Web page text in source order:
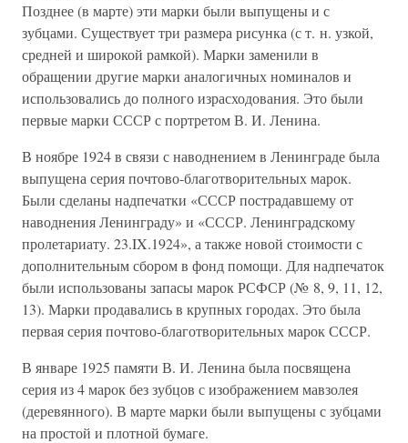
Позднее (в марте) эти марки были выпущены и с
зубцами. Существует три размера рисунка (с т. н. узкой,
средней и широкой рамкой). Марки заменили в
обращении другие марки аналогичных номиналов и
использовались до полного израсходования. Это были
первые марки СССР с портретом В. И. Ленина.
В ноябре 1924 в связи с наводнением в Ленинграде была
выпущена серия почтово-благотворительных марок.
Были сделаны надпечатки «СССР пострадавшему от
наводнения Ленинграду» и «СССР. Ленинградскому
пролетариату. 23.IX.1924», а также новой стоимости с
дополнительным сбором в фонд помощи. Для надпечаток
были использованы запасы марок РСФСР (№ 8, 9, 11, 12,
13). Марки продавались в крупных городах. Это была
первая серия почтово-благотворительных марок СССР.
В январе 1925 памяти В. И. Ленина была посвящена
серия из 4 марок без зубцов с изображением мавзолея
(деревянного). В марте марки были выпущены с зубцами
на простой и плотной бумаге.